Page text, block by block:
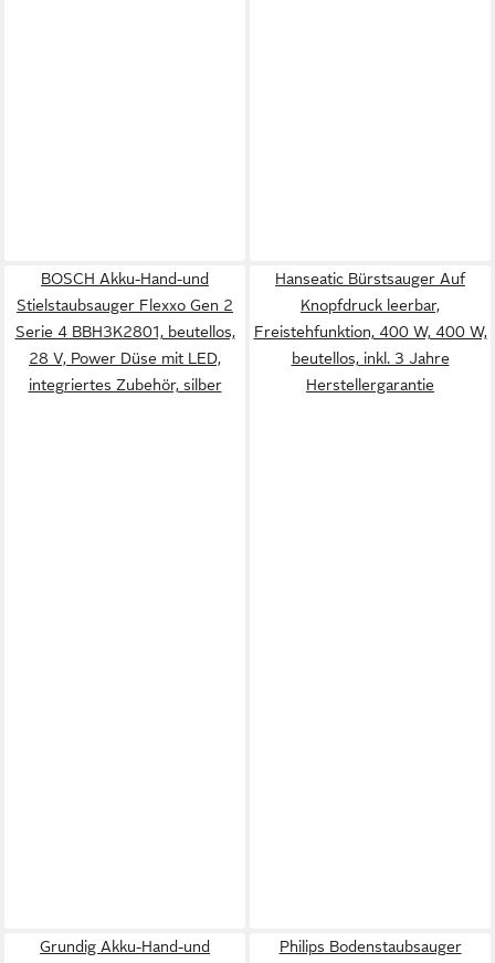
BOSCH Akku-Hand-und
Stielstaubsauger Flexxo Gen 2
Serie 4 BBH3K2801, beutellos,
28 V, Power Düse mit LED,
integriertes Zubehör, silber
Hanseatic Bürstsauger Auf
Knopfdruck leerbar,
Freistehfunktion, 400 W, 400 W,
beutellos, inkl. 3 Jahre
Herstellergarantie
Grundig Akku-Hand-und
Philips Bodenstaubsauger